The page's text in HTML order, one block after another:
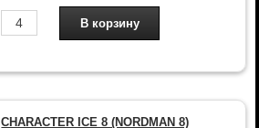
CHARACTER ICE 8 (NORDMAN 8)